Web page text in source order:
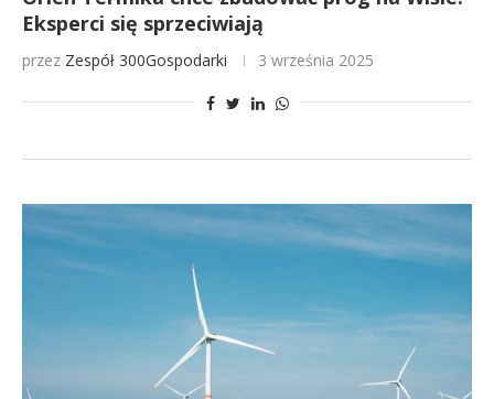
Eksperci się sprzeciwiają
przez Zespół 300Gospodarki 3 września 2025